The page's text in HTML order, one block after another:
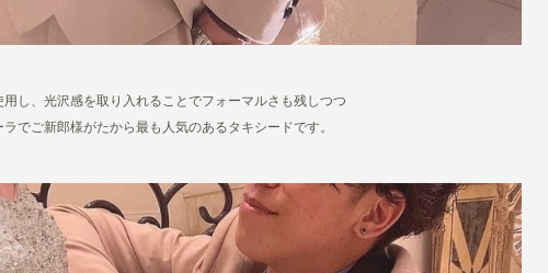
し、光沢感を取り入れることでフォーマルさも残しつつ
でご新郎様がたから最も人気のあるタキシードです。